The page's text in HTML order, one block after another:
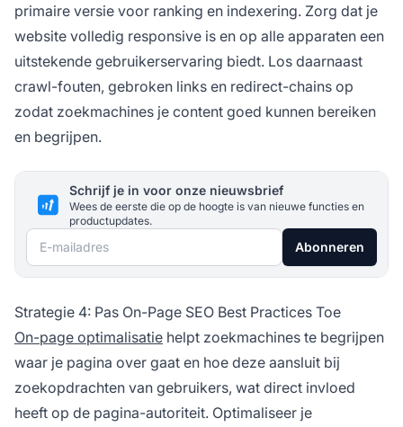
primaire versie voor ranking en indexering. Zorg dat je
website volledig responsive is en op alle apparaten een
uitstekende gebruikerservaring biedt. Los daarnaast
crawl-fouten, gebroken links en redirect-chains op
zodat zoekmachines je content goed kunnen bereiken
en begrijpen.
Schrijf je in voor onze nieuwsbrief
Wees de eerste die op de hoogte is van nieuwe functies en
productupdates.
E-mailadres Abonneren
Strategie 4: Pas On-Page SEO Best Practices Toe
On-page optimalisatie helpt zoekmachines te begrijpen
waar je pagina over gaat en hoe deze aansluit bij
zoekopdrachten van gebruikers, wat direct invloed
heeft op de pagina-autoriteit. Optimaliseer je